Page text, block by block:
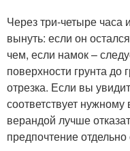
Через три-четыре
вынуть: если он
чем, если намок –
поверхности грунта до
отрезка. Если вы
соответствует
верандой лучше
предпочтение